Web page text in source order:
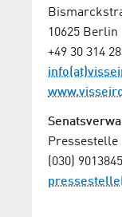
10625 Berlin
+49 30 314
Pressestelle
(030)